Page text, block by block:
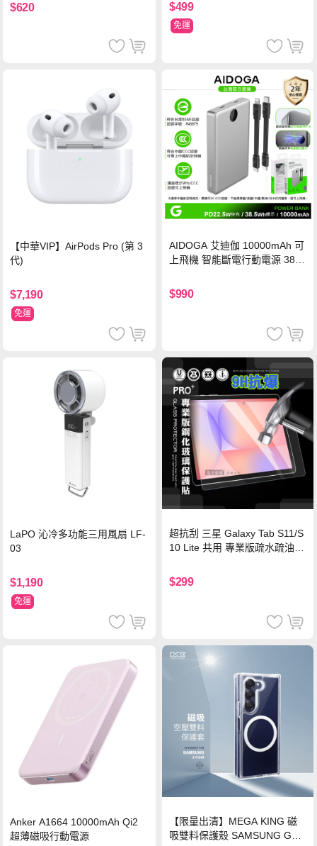
$620 $499
免運
【中華VIP】AirPods Pro (第 3
代)
$7,190
免運
AIDOGA 艾迪伽 10000mAh 可
上飛機 智能斷電行動電源 38.5
灣BSMI/中國CCC/歐美CE/FCC
認證
$990
LaPO 沁冷多功能三用風扇 LF-
03
$1,190
免運
超抗刮 三星 Galaxy Tab S11/S
10 Lite 共用 專業版疏水疏油9
$299
Anker A1664 10000mAh Qi2
超薄磁吸行動電源
【限量出清】MEGA KING 磁
吸雙料保護殼 SAMSUNG Gala